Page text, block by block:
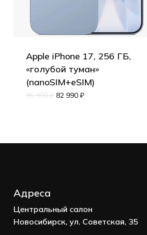
Apple iPhone 17, 256 ГБ,
«голубой туман»
(nanoSIM+eSIM)
95 990₽ 82 990 ₽
Адреса
Центральный салон
Новосибирск, ул. Советская, 35